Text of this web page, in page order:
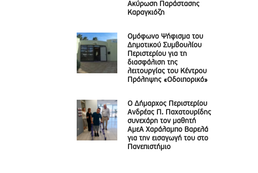
Ακύρωση Παράστασης
Καραγκιόζη
Ομόφωνο Ψήφισμα του
Δημοτικού Συμβουλίου
Περιστερίου για τη
διασφάλιση της
λειτουργίας του Κέντρου
Πρόληψης «Οδοιπορικό»
Ο Δήμαρχος Περιστερίου
Ανδρέας Π. Παχατουρίδης
συνεχάρη τον μαθητή
ΑμεΑ Χαράλαμπο Βαρελά
για την εισαγωγή του στο
Πανεπιστήμιο